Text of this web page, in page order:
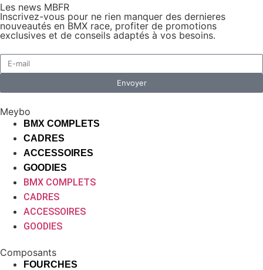
Les news MBFR
Inscrivez-vous pour ne rien manquer des dernieres
nouveautés en BMX race, profiter de promotions
exclusives et de conseils adaptés à vos besoins.
Envoyer
Meybo
BMX COMPLETS
CADRES
ACCESSOIRES
GOODIES
BMX COMPLETS
CADRES
ACCESSOIRES
GOODIES
Composants
FOURCHES